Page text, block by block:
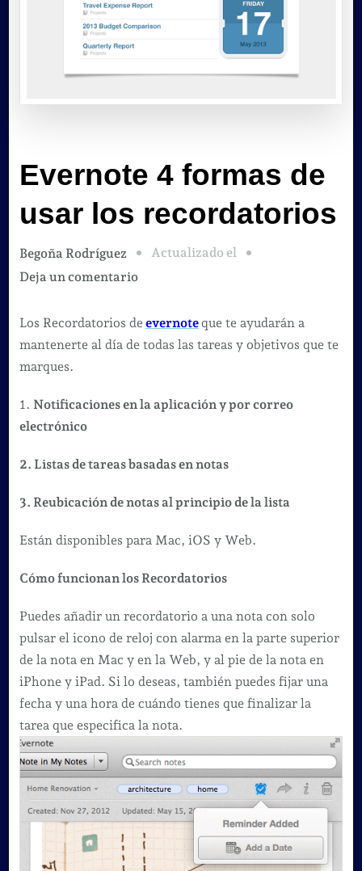
Evernote 4 formas de
usar los recordatorios
Begoña Rodríguez
Actualizado el
Deja un comentarioen
4
formas
los
Los Recordatorios deevernoteque te ayudarán a
mantenerte al día de todas las tareas y objetivos que te
marques.
1. Notificaciones en la aplicación y por correo
electrónico
2. Listas de tareas basadas en notas
3. Reubicación de notas al principio de la lista
Están disponibles para Mac, iOS y Web.
Cómo funcionan los Recordatorios
Puedes añadir un recordatorio a una nota con solo
pulsar el icono de reloj con alarma en la parte superior
de la nota en Mac y en la Web, y al pie de la nota en
iPhone y iPad. Si lo deseas, también puedes fijar una
fecha y una hora de cuándo tienes que finalizar la
tarea que especifica la nota.